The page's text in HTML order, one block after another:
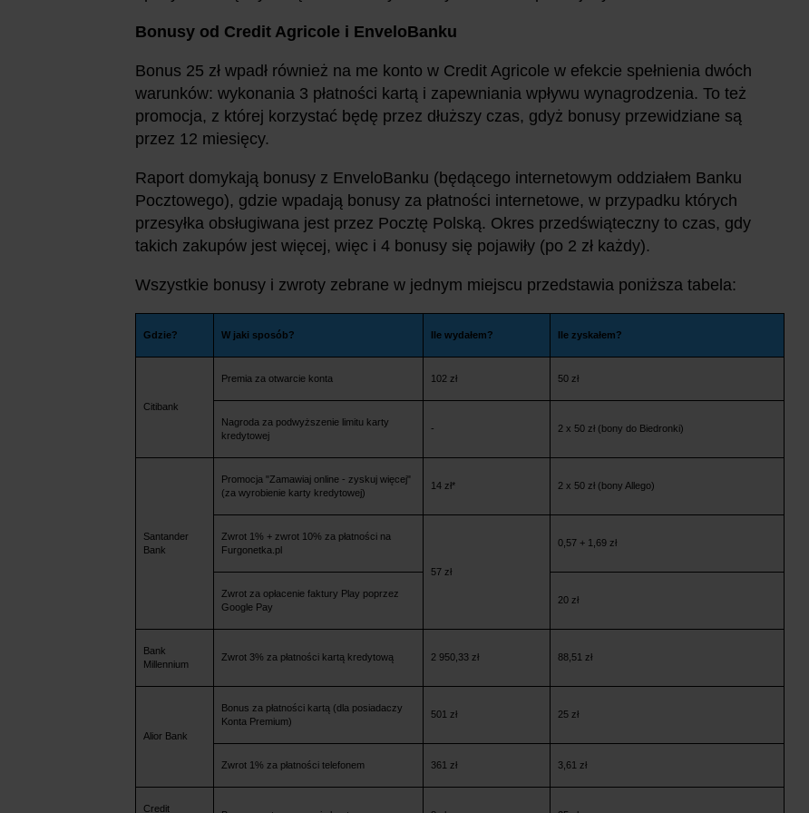
Bonusy od Credit Agricole i EnveloBanku
Bonus 25 zł wpadł również na me konto w Credit Agricole w efekcie spełnienia dwóch
warunków: wykonania 3 płatności kartą i zapewniania wpływu wynagrodzenia. To też
promocja, z której korzystać będę przez dłuższy czas, gdyż bonusy przewidziane są
przez 12 miesięcy.
Raport domykają bonusy z EnveloBanku (będącego internetowym oddziałem Banku
Pocztowego), gdzie wpadają bonusy za płatności internetowe, w przypadku których
przesyłka obsługiwana jest przez Pocztę Polską. Okres przedświąteczny to czas, gdy
takich zakupów jest więcej, więc i 4 bonusy się pojawiły (po 2 zł każdy).
Wszystkie bonusy i zwroty zebrane w jednym miejscu przedstawia poniższa tabela:
Gdzie? W jaki sposób? Ile wydałem? Ile zyskałem?
Citibank
Premia za otwarcie konta 102 zł 50 zł
Nagroda za podwyższenie limitu karty
kredytowej
- 2 x 50 zł (bony do Biedronki)
Santander
Bank
Promocja "Zamawiaj online - zyskuj więcej"
(za wyrobienie karty kredytowej)
14 zł* 2 x 50 zł (bony Allego)
Zwrot 1% + zwrot 10% za płatności na
Furgonetka.pl
57 zł
0,57 + 1,69 zł
Zwrot za opłacenie faktury Play poprzez
Google Pay
20 zł
Bank
Millennium
Zwrot 3% za płatności kartą kredytową 2 950,33 zł 88,51 zł
Alior Bank
Bonus za płatności kartą (dla posiadaczy
Konta Premium)
501 zł 25 zł
Zwrot 1% za płatności telefonem 361 zł 3,61 zł
Credit